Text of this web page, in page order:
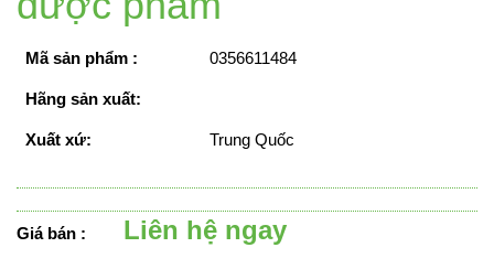
Mã sản phẩm : 0356611484
Hãng sản xuất:
Xuất xứ: Trung Quốc
Giá bán : Liên hệ ngay